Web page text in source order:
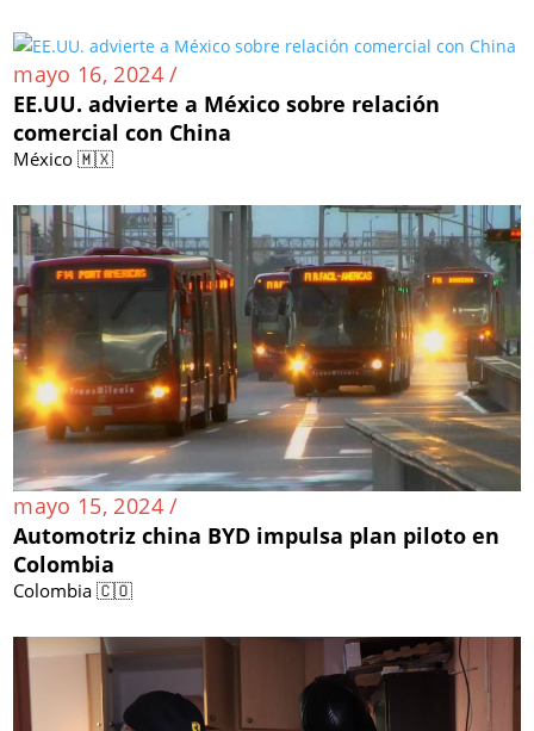
mayo 16, 2024 /
EE.UU. advierte a México sobre relación
comercial con China
México 🇲🇽
mayo 15, 2024 /
Automotriz china BYD impulsa plan piloto en
Colombia
Colombia 🇨🇴